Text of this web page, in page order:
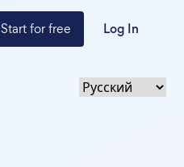
Start for free Log In